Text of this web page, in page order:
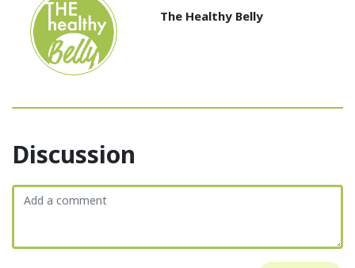
The Healthy Belly
Discussion